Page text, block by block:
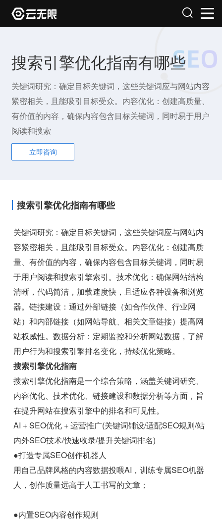
搜索引擎优化指南有哪些
关键词研究：确定目标关键词，这些关键词应与网站内容
紧密相关，且能吸引目标受众。内容优化：创建高质量、
有价值的内容，确保内容包含目标关键词，同时易于用户
阅读和搜索
立即咨询
搜索引擎优化指南有哪些
关键词研究：确定目标关键词，这些关键词应与网站内
容紧密相关，且能吸引目标受众。内容优化：创建高质
量、有价值的内容，确保内容包含目标关键词，同时易
于用户阅读和搜索引擎索引。技术优化：确保网站结构
清晰，代码简洁，加载速度快，且适应各种设备和浏览
器。链接建设：通过外部链接（如合作伙伴、行业网
站）和内部链接（如网站导航、相关文章链接）提高网
站权威性。数据分析：定期监控和分析网站数据，了解
用户行为和搜索引擎排名变化，持续优化策略。
搜索引擎优化指南
搜索引擎优化指南是一个综合策略，涵盖关键词研究、
内容优化、技术优化、链接建设和数据分析等方面，旨
在提升网站在搜索引擎中的排名和可见性。
AI + SEO优化 + 运营推广(关键词铺设/适配SEO规则/站
内外SEO技术/快速收录/提升关键词排名)
●打造专属SEO创作机器人
用自己品牌风格的内容数据投喂AI，训练专属SEO机器
人，创作质量远高于人工书写的文章；
●内置SEO内容创作规则